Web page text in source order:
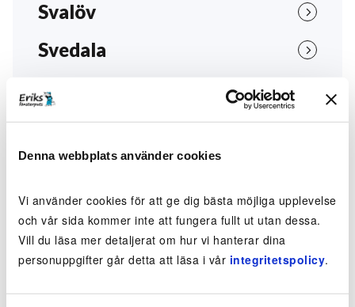
Denna webbplats använder cookies
Vi använder cookies för att ge dig bästa möjliga upplevelse
och vår sida kommer inte att fungera fullt ut utan dessa.
Vill du läsa mer detaljerat om hur vi hanterar dina
personuppgifter går detta att läsa i vår integritetspolicy.
Svalöv
Svedala
Tomelilla
Trelleborg
Vellinge
Ystad
Åstorp